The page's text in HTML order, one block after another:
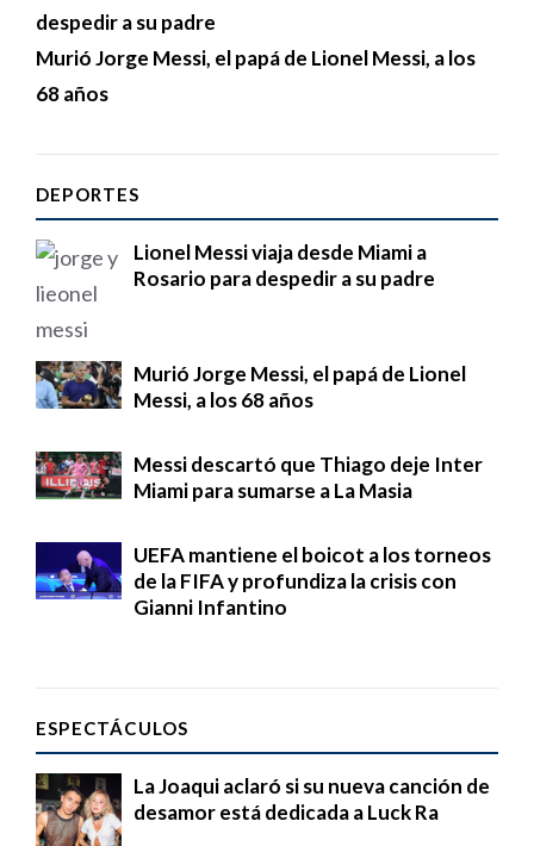
despedir a su padre
Murió Jorge Messi, el papá de Lionel Messi, a los
68 años
DEPORTES
Lionel Messi viaja desde Miami a
Rosario para despedir a su padre
Murió Jorge Messi, el papá de Lionel
Messi, a los 68 años
Messi descartó que Thiago deje Inter
Miami para sumarse a La Masia
UEFA mantiene el boicot a los torneos
de la FIFA y profundiza la crisis con
Gianni Infantino
ESPECTÁCULOS
La Joaqui aclaró si su nueva canción de
desamor está dedicada a Luck Ra